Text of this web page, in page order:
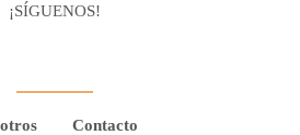
¡SÍGUENOS!
Contacto